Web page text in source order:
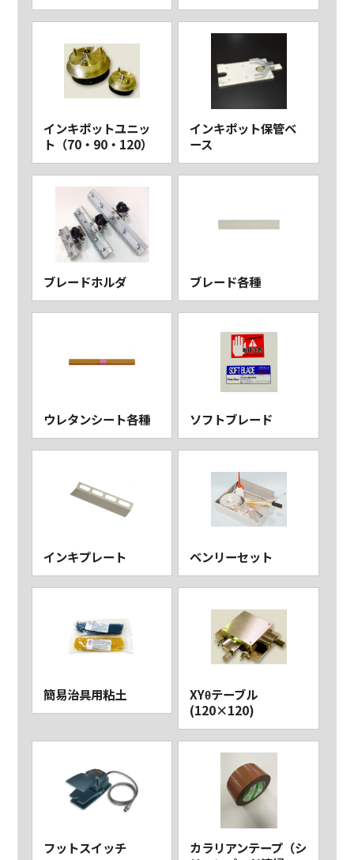
インキポットユニッ
ト（70・90・120）
インキポット保管ベ
ース
ブレードホルダ ブレード各種
ウレタンシート各種 ソフトブレード
インキプレート ベンリーセット
簡易治具用粘土
XYθテーブル
(120×120)
フットスイッチ
カラリアンテープ（シ